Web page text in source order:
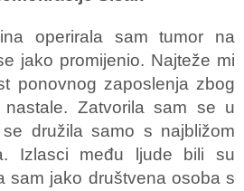
operirala sam tumor na
jako promijenio. Najteže mi
ponovnog zaposlenja zbog
Zatvorila sam se u
družila samo s najbližom
Izlasci među ljude bili su
sam jako društvena osoba s